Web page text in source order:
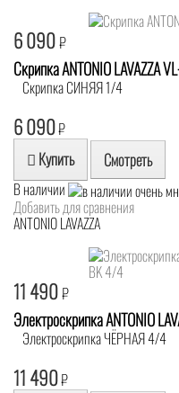
6 090₽
Скрипка ANTONIO LAVAZZA
Скрипка СИНЯЯ 1/4
6 090₽
Купить Смотреть
В наличии
Добавить для сравнения
ANTONIO LAVAZZA
11 490₽
Электроскрипка ANTONIO
Электроскрипка ЧЁРНАЯ 4/4
11 490₽